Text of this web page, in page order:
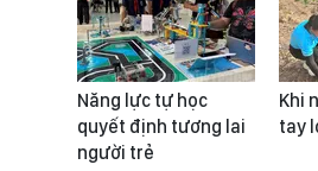
Năng lực tự học
quyết định tương lai
người trẻ
Khi
tay